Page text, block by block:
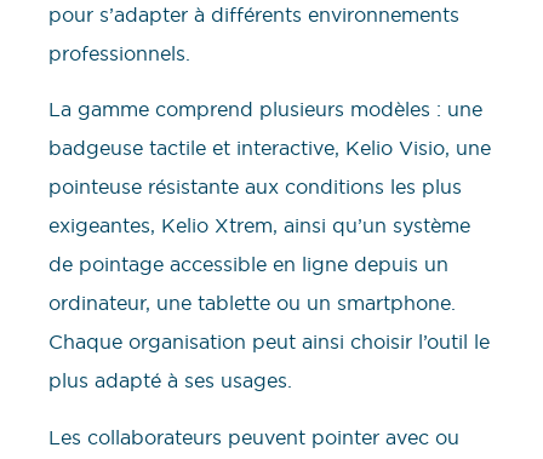
pour s’adapter à différents environnements
professionnels.
La gamme comprend plusieurs modèles : une
badgeuse tactile et interactive, Kelio Visio, une
pointeuse résistante aux conditions les plus
exigeantes, Kelio Xtrem, ainsi qu’un système
de pointage accessible en ligne depuis un
ordinateur, une tablette ou un smartphone.
Chaque organisation peut ainsi choisir l’outil le
plus adapté à ses usages.
Les collaborateurs peuvent pointer avec ou